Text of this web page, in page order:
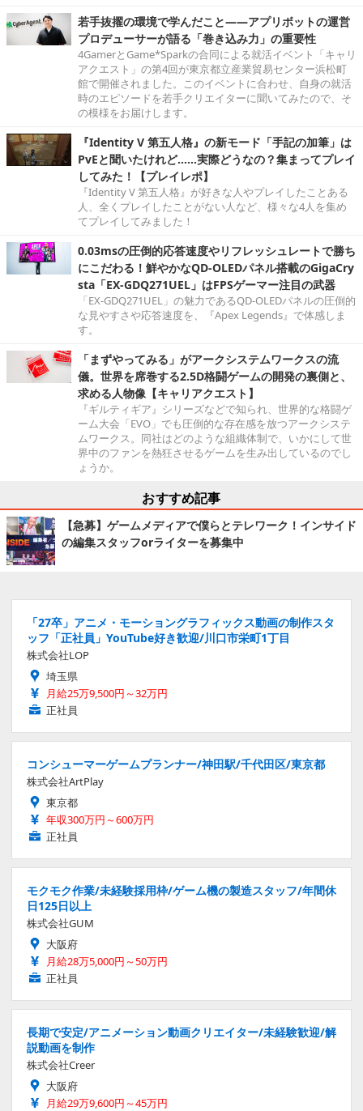
若手抜擢の環境で学んだこと――アプリボットの運営
プロデューサーが語る「巻き込み力」の重要性
4GamerとGame*Sparkの合同による就活イベント「キャリ
アクエスト」の第4回が東京都立産業貿易センター浜松町
館で開催されました。このイベントに合わせ、自身の就活
時のエピソードを若手クリエイターに聞いてみたので、そ
の模様をお届けします。
『Identity V 第五人格』の新モード「手記の加筆」は
PvEと聞いたけれど……実際どうなの？集まってプレイ
してみた！【プレイレポ】
『Identity V 第五人格』が好きな人やプレイしたことある
人、全くプレイしたことがない人など、様々な4人を集め
てプレイしてみました！
0.03msの圧倒的応答速度やリフレッシュレートで勝ち
にこだわる！鮮やかなQD-OLEDパネル搭載のGigaCry
sta「EX-GDQ271UEL」はFPSゲーマー注目の武器
「EX-GDQ271UEL」の魅力であるQD-OLEDパネルの圧倒的
な見やすさや応答速度を、『Apex Legends』で体感しま
す。
「まずやってみる」がアークシステムワークスの流
儀。世界を席巻する2.5D格闘ゲームの開発の裏側と、
求める人物像【キャリアクエスト】
『ギルティギア』シリーズなどで知られ、世界的な格闘ゲ
ーム大会「EVO」でも圧倒的な存在感を放つアークシステ
ムワークス。同社はどのような組織体制で、いかにして世
界中のファンを熱狂させるゲームを生み出しているのでし
ょうか。
おすすめ記事
【急募】ゲームメディアで僕らとテレワーク！インサイド
の編集スタッフorライターを募集中
「27卒」アニメ・モーショングラフィックス動画の制作スタ
ッフ「正社員」YouTube好き歓迎/川口市栄町1丁目
株式会社LOP
埼玉県
月給25万9,500円～32万円
正社員
コンシューマーゲームプランナー/神田駅/千代田区/東京都
株式会社ArtPlay
東京都
年収300万円～600万円
正社員
モクモク作業/未経験採用枠/ゲーム機の製造スタッフ/年間休
日125日以上
株式会社GUM
大阪府
月給28万5,000円～50万円
正社員
長期で安定/アニメーション動画クリエイター/未経験歓迎/解
説動画を制作
株式会社Creer
大阪府
月給29万9,600円～45万円